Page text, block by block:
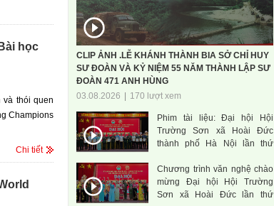
học
và thói quen
Champions
Chi tiết
CLIP ẢNH .LỄ KHÁNH THÀNH BIA SỞ CHỈ HUY
SƯ ĐOÀN VÀ KỶ NIỆM 55 NĂM THÀNH LẬP SƯ
ĐOÀN 471 ANH HÙNG
03.08.2026
170 lượt xem
Phim tài liệu: Đại hội Hội
Trường Sơn xã Hoài Đức
thành phố Hà Nội lần thứ
Chương trình văn nghệ chào
mừng Đại hội Hội Trường
Sơn xã Hoài Đức lần thứ